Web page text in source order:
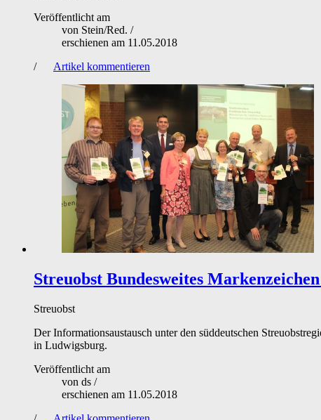
Veröffentlicht am
von Stein/Red. /
erschienen am 11.05.2018
/
Artikel kommentieren
Streuobst Bundesweites
Streuobst
Der Informationsaustausch unter den süddeutschen
in Ludwigsburg.
Veröffentlicht am
von ds /
erschienen am 11.05.2018